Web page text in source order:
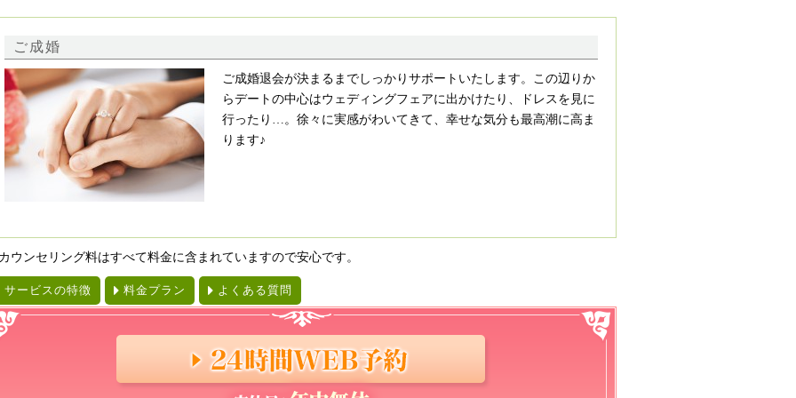
ご成婚
ご成婚退会が決まるまでしっかりサポートいたします。この辺りか
らデートの中心はウェディングフェアに出かけたり、ドレスを見に
行ったり…。徐々に実感がわいてきて、幸せな気分も最高潮に高ま
ります♪
ウンセリング料はすべて料金に含まれていますので安心です。
サービスの特徴 料金プラン よくある質問